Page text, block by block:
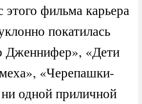
фильма карьера
покатилась
Дженнифер», «Дети
«Черепашки-
одной приличной